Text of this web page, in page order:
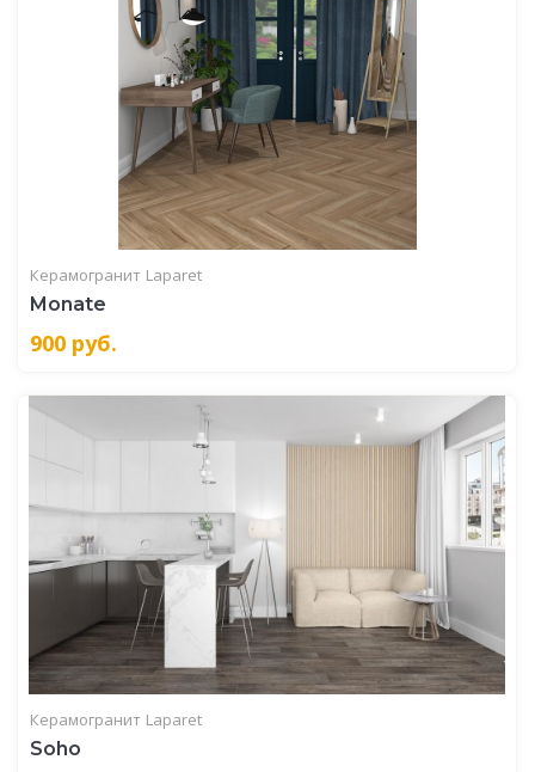
Керамогранит Laparet
Monate
900 руб.
Керамогранит Laparet
Soho